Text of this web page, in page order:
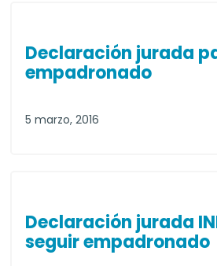
Declaración jurada
empadronado
5 marzo, 2016
Declaración jurada
seguir empadronado